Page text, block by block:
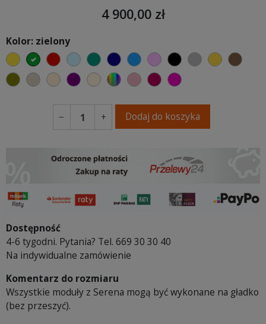
4 900,00 zł
Kolor: zielony
żółtyzielonyczerwony
błękitnyturkusowygranatowyniebieski
różowyczarnyszary
oliwkowy
beżowyciepły kremowy
fioletowa purpura
ecru beżowy
wybór koloru
brudny róż
burgundfuksja
− + Dodaj do koszyka
Dostępność
4-6 tygodni. Pytania? Tel. 669 30 30 40
Na indywidualne zamówienie
Komentarz do rozmiaru
Wszystkie moduły z Serena mogą być wykonane na gładko
(bez przeszyć).